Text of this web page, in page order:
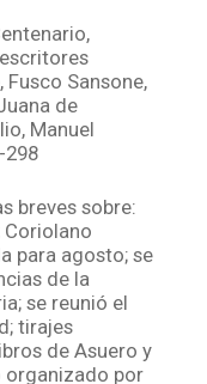
Fusco Sansone,
de
Manuel
298
breves sobre:
Coriolano
para agosto; se
de la
se reunió el
tirajes
de Asuero y
organizado por